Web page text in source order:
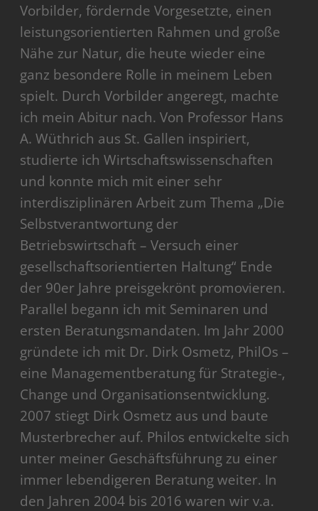
Vorbilder, fördernde Vorgesetzte, einen
leistungsorientierten Rahmen und große
Nähe zur Natur, die heute wieder eine
ganz besondere Rolle in meinem Leben
spielt. Durch Vorbilder angeregt, machte
ich mein Abitur nach. Von Professor Hans
A. Wüthrich aus St. Gallen inspiriert,
studierte ich Wirtschaftswissenschaften
und konnte mich mit einer sehr
interdisziplinären Arbeit zum Thema „Die
Selbstverantwortung der
Betriebswirtschaft – Versuch einer
gesellschaftsorientierten Haltung“ Ende
der 90er Jahre preisgekrönt promovieren.
Parallel begann ich mit Seminaren und
ersten Beratungsmandaten. Im Jahr 2000
gründete ich mit Dr. Dirk Osmetz, PhilOs –
eine Managementberatung für Strategie-,
Change und Organisationsentwicklung.
2007 stiegt Dirk Osmetz aus und baute
Musterbrecher auf. Philos entwickelte sich
unter meiner Geschäftsführung zu einer
immer lebendigeren Beratung weiter. In
den Jahren 2004 bis 2016 waren wir v.a.